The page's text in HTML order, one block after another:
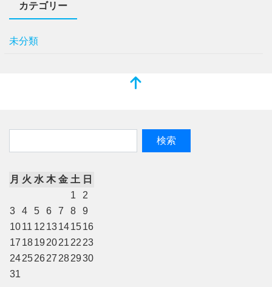
カテゴリー
未分類
月 火 水 木 金 土 日
1
2
3
4 5 6 7 8
9
1011 12 13141516
17 18192021 22 23
24252627 282930
31